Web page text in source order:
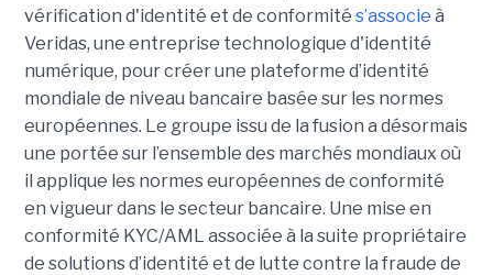
vérification d'identité et de conformité s’associe à
Veridas, une entreprise technologique d'identité
numérique, pour créer une plateforme d’identité
mondiale de niveau bancaire basée sur les normes
européennes. Le groupe issu de la fusion a désormais
une portée sur l’ensemble des marchés mondiaux où
il applique les normes européennes de conformité
en vigueur dans le secteur bancaire. Une mise en
conformité KYC/AML associée à la suite propriétaire
de solutions d’identité et de lutte contre la fraude de